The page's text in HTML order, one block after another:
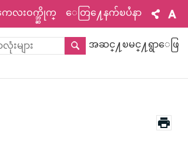
ေလးဝက္ဘ္ဆိုက္ ေတြ႔ေနက်ၿပႆနာ
အဆင္႔ၿမင္႔ရွာေဖြ